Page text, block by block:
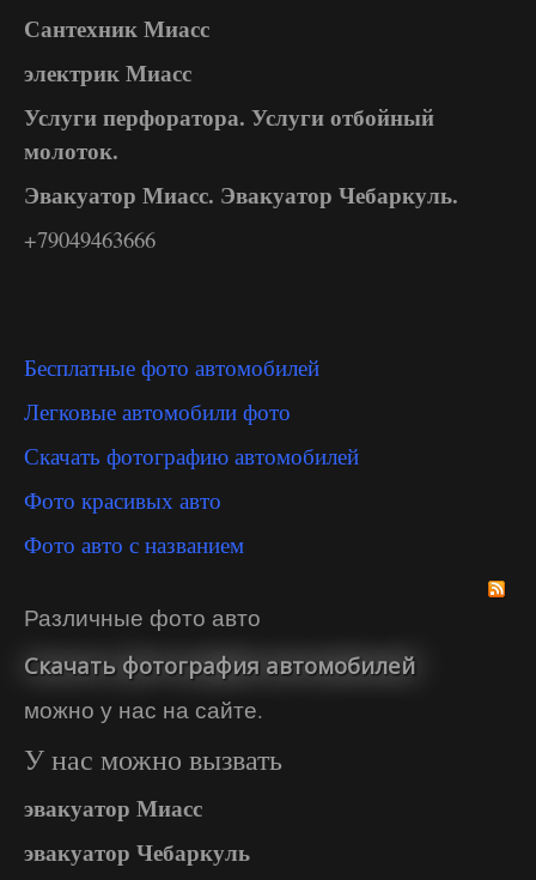
Сантехник Миасс
электрик Миасс
Услуги перфоратора. Услуги отбойный
молоток.
Эвакуатор Миасс. Эвакуатор Чебаркуль.
+79049463666
Бесплатные фото автомобилей
Легковые автомобили фото
Скачать фотографию автомобилей
Фото красивых авто
Фото авто с названием
Различные фото авто
Скачать фотография автомобилей
можно у нас на сайте.
У нас можно вызвать
эвакуатор Миасс
эвакуатор Чебаркуль